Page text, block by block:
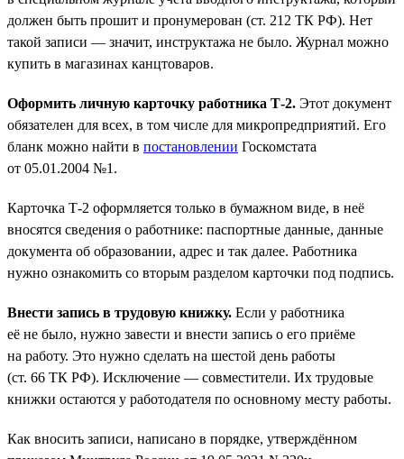
должен быть прошит и пронумерован (ст. 212 ТК РФ). Нет
такой записи — значит, инструктажа не было. Журнал можно
купить в магазинах канцтоваров.
Оформить личную карточку работника Т-2. Этот документ
обязателен для всех, в том числе для микропредприятий. Его
бланк можно найти в постановлении Госкомстата
от 05.01.2004 №1.
Карточка Т-2 оформляется только в бумажном виде, в неё
вносятся сведения о работнике: паспортные данные, данные
документа об образовании, адрес и так далее. Работника
нужно ознакомить со вторым разделом карточки под подпись.
Внести запись в трудовую книжку. Если у работника
её не было, нужно завести и внести запись о его приёме
на работу. Это нужно сделать на шестой день работы
(ст. 66 ТК РФ). Исключение — совместители. Их трудовые
книжки остаются у работодателя по основному месту работы.
Как вносить записи, написано в порядке, утверждённом